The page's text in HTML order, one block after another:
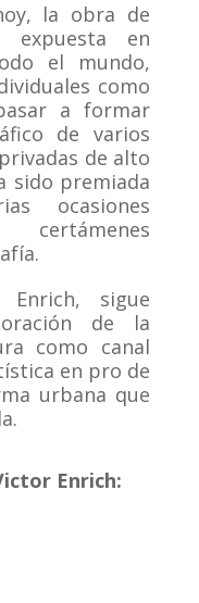
la obra de
en
el mundo,
como
a formar
de varios
de alto
sido premiada
ocasiones
sigue
de la
como canal
en pro de
urbana que
Enrich: